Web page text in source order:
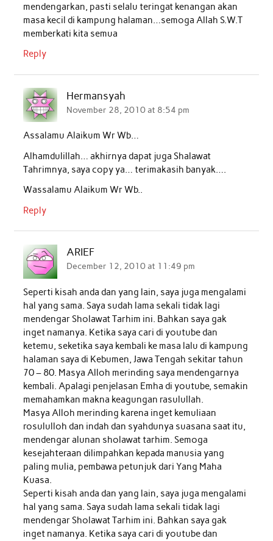
mendengarkan, pasti selalu teringat kenangan akan
masa kecil di kampung halaman…semoga Allah S.W.T
memberkati kita semua
Reply
Hermansyah
November 28, 2010 at 8:54 pm
Assalamu Alaikum Wr Wb…
Alhamdulillah… akhirnya dapat juga Shalawat
Tahrimnya, saya copy ya… terimakasih banyak….
Wassalamu Alaikum Wr Wb..
Reply
ARIEF
December 12, 2010 at 11:49 pm
Seperti kisah anda dan yang lain, saya juga mengalami
hal yang sama. Saya sudah lama sekali tidak lagi
mendengar Sholawat Tarhim ini. Bahkan saya gak
inget namanya. Ketika saya cari di youtube dan
ketemu, seketika saya kembali ke masa lalu di kampung
halaman saya di Kebumen, Jawa Tengah sekitar tahun
70 – 80. Masya Alloh merinding saya mendengarnya
kembali. Apalagi penjelasan Emha di youtube, semakin
memahamkan makna keagungan rasulullah.
Masya Alloh merinding karena inget kemuliaan
rosululloh dan indah dan syahdunya suasana saat itu,
mendengar alunan sholawat tarhim. Semoga
kesejahteraan dilimpahkan kepada manusia yang
paling mulia, pembawa petunjuk dari Yang Maha
Kuasa.
Seperti kisah anda dan yang lain, saya juga mengalami
hal yang sama. Saya sudah lama sekali tidak lagi
mendengar Sholawat Tarhim ini. Bahkan saya gak
inget namanya. Ketika saya cari di youtube dan